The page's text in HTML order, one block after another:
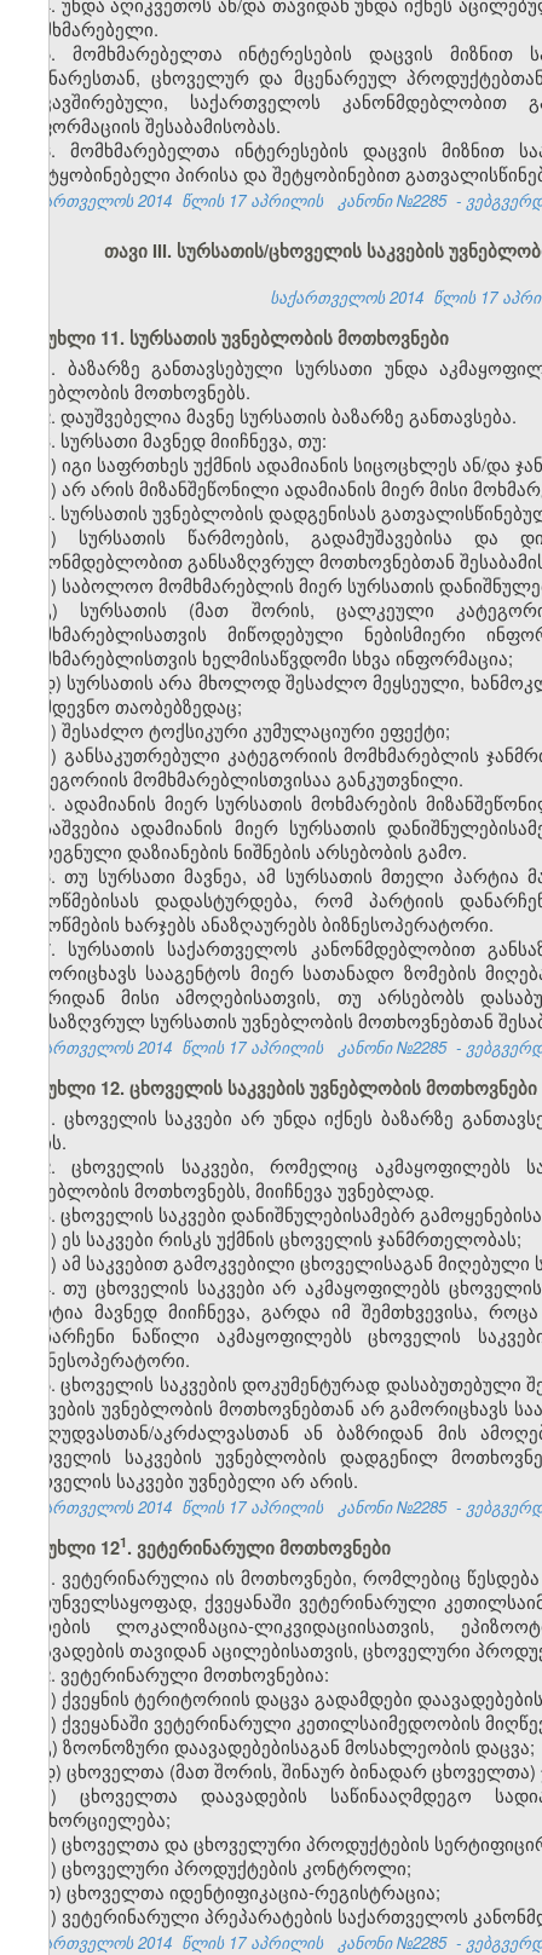
მომხმარებელი.
5. მომხმარებელთა ინტერესების დაცვის მიზნით
მცენარესთან, ცხოველურ და მცენარეულ
დაკავშირებული, საქართველოს
ინფორმაციის შესაბამისობას.
6. მომხმარებელთა ინტერესების დაცვის მიზნით
შემტყობინებელი პირისა და შეტყობინებით
საქართველოს 2014 წლის 17 აპრილის კანონი №2285 -
თავი III. სურსათის/ცხოველის საკვების
საქართველოს 2014 წლის 17
მუხლი 11. სურსათის უვნებლობის მოთხოვნები
1. ბაზარზე განთავსებული სურსათი უნდა
უვნებლობის მოთხოვნებს.
2. დაუშვებელია მავნე სურსათის ბაზარზე განთავსება.
3. სურსათი მავნედ მიიჩნევა, თუ:
ა) იგი საფრთხეს უქმნის ადამიანის სიცოცხლეს ან/და
ბ) არ არის მიზანშეწონილი ადამიანის მიერ მისი
4. სურსათის უვნებლობის დადგენისას
ა) სურსათის წარმოების, გადამუშავებისა და
კანონმდებლობით განსაზღვრულ მოთხოვნებთან
ბ) საბოლოო მომხმარებლის მიერ სურსათის
გ) სურსათის (მათ შორის, ცალკეული
მომხმარებლისათვის მიწოდებული ნებისმიერი
მომხმარებლისთვის ხელმისაწვდომი სხვა ინფორმაცია;
დ) სურსათის არა მხოლოდ შესაძლო მეყსეული,
მომდევნო თაობებზედაც;
ე) შესაძლო ტოქსიკური კუმულაციური ეფექტი;
ვ) განსაკუთრებული კატეგორიის მომხმარებლის
კატეგორიის მომხმარებლისთვისაა განკუთვნილი.
5. ადამიანის მიერ სურსათის მოხმარების
დასაშვებია ადამიანის მიერ სურსათის
გარეგნული დაზიანების ნიშნების არსებობის გამო.
6. თუ სურსათი მავნეა, ამ სურსათის მთელი პარტია
შემოწმებისას დადასტურდება, რომ პარტიის
შემოწმების ხარჯებს ანაზღაურებს ბიზნესოპერატორი.
7. სურსათის საქართველოს კანონმდებლობით
გამორიცხავს სააგენტოს მიერ სათანადო ზომების
ბაზრიდან მისი ამოღებისათვის, თუ არსებობს
განსაზღვრულ სურსათის უვნებლობის მოთხოვნებთან
საქართველოს 2014 წლის 17 აპრილის კანონი №2285 -
მუხლი 12. ცხოველის საკვების უვნებლობის მოთხოვნები
1. ცხოველის საკვები არ უნდა იქნეს ბაზარზე
არის.
2. ცხოველის საკვები, რომელიც აკმაყოფილებს
უვნებლობის მოთხოვნებს, მიიჩნევა უვნებლად.
3. ცხოველის საკვები დანიშნულებისამებრ
ა) ეს საკვები რისკს უქმნის ცხოველის ჯანმრთელობას;
ბ) ამ საკვებით გამოკვებილი ცხოველისაგან
4. თუ ცხოველის საკვები არ აკმაყოფილებს
პარტია მავნედ მიიჩნევა, გარდა იმ შემთხვევისა,
დანარჩენი ნაწილი აკმაყოფილებს ცხოველის
ბიზნესოპერატორი.
5. ცხოველის საკვების დოკუმენტურად
საკვების უვნებლობის მოთხოვნებთან არ გამორიცხავს
შეზღუდვასთან/აკრძალვასთან ან ბაზრიდან მის
ცხოველის საკვების უვნებლობის დადგენილ
ცხოველის საკვები უვნებელი არ არის.
საქართველოს 2014 წლის 17 აპრილის კანონი №2285 -
მუხლი 12​1. ვეტერინარული მოთხოვნები
1. ვეტერინარულია ის მოთხოვნები, რომლებიც
უზრუნველსაყოფად, ქვეყანაში ვეტერინარული
კერების ლოკალიზაცია-ლიკვიდაციისათვის,
დაავადების თავიდან აცილებისათვის, ცხოველური
2. ვეტერინარული მოთხოვნებია:
ა) ქვეყნის ტერიტორიის დაცვა გადამდები
ბ) ქვეყანაში ვეტერინარული კეთილსაიმედოობის
გ) ზოონოზური დაავადებებისაგან მოსახლეობის დაცვა;
დ) ცხოველთა (მათ შორის, შინაურ ბინადარ
ე) ცხოველთა დაავადების საწინააღმდეგო
განხორციელება;
ვ) ცხოველთა და ცხოველური პროდუქტების
ზ) ცხოველური პროდუქტების კონტროლი;
თ) ცხოველთა იდენტიფიკაცია-რეგისტრაცია;
ი) ვეტერინარული პრეპარატების საქართველოს
საქართველოს 2014 წლის 17 აპრილის კანონი №2285 -